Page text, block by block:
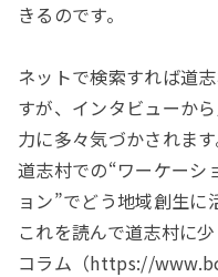
きるのです。
ネットで検索すれば道
すが、インタビューか
力に多々気づかされま
道志村での“ワーケーシ
ョン”でどう地域創生に
これを読んで道志村に
コラム（https://